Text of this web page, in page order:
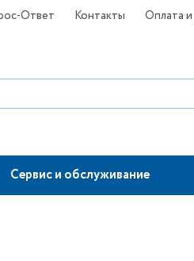
Ответ Контакты Оплата
Сервис и обслуживание